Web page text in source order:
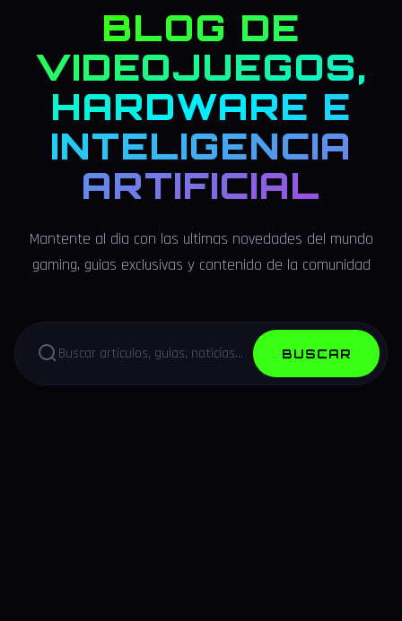
BLOG DE
VIDEOJUEGOS,
HARDWARE E
INTELIGENCIA
ARTIFICIAL
Mantente al dia con las ultimas novedades del mundo
gaming, guias exclusivas y contenido de la comunidad
BUSCAR